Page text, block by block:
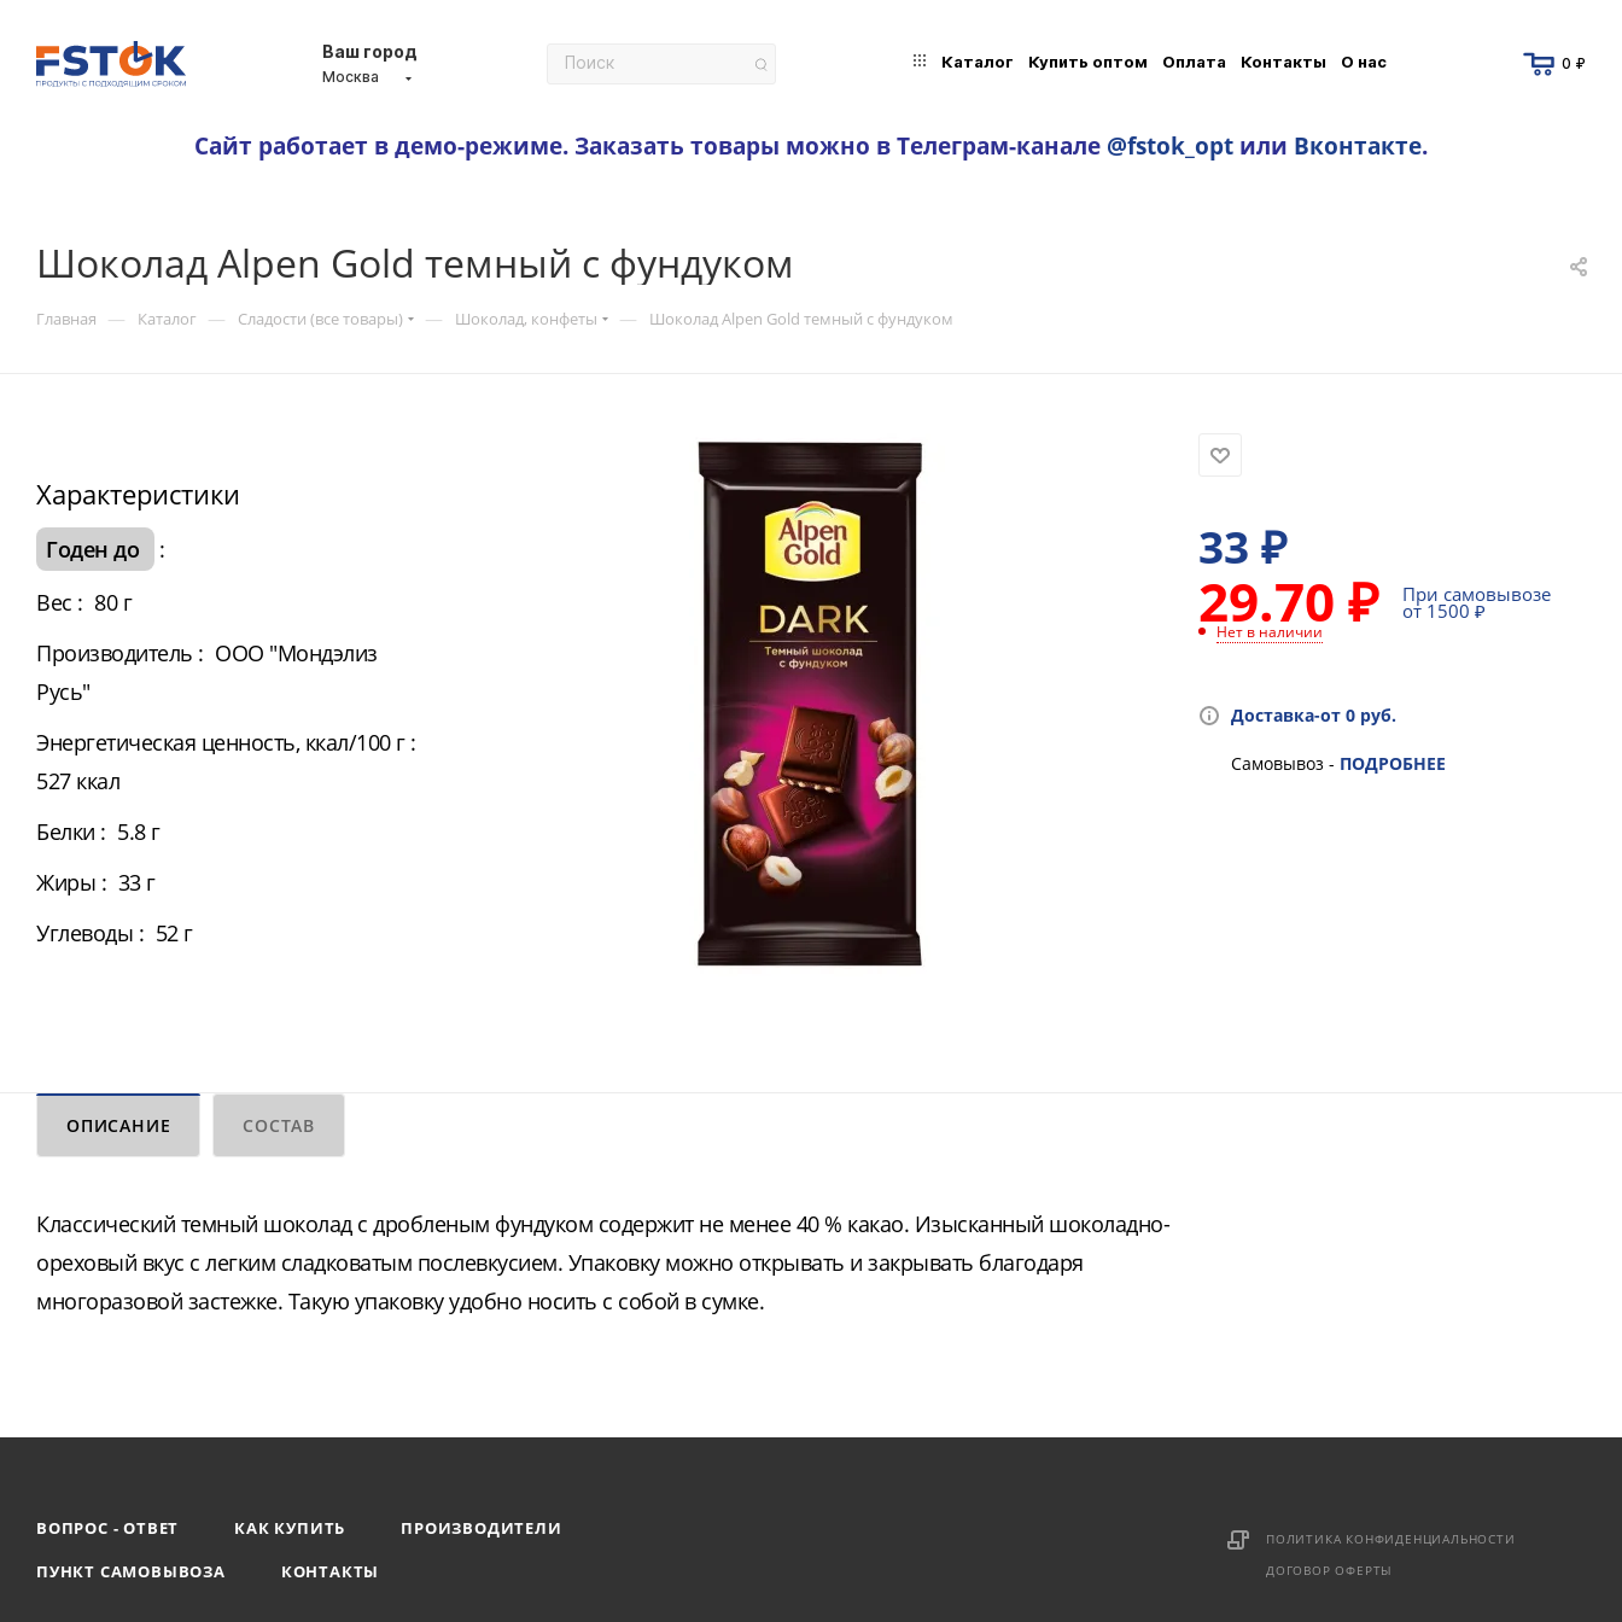
Ваш город
Москва
Каталог Купить оптом Оплата Контакты О нас 0 ₽
Сайт работает в демо-режиме. Заказать товары можно в Телеграм-канале @fstok_opt или Вконтакте.
Шоколад Alpen Gold темный с фундуком
Главная — Каталог — Сладости (все товары) — Шоколад, конфеты — Шоколад Alpen Gold темный с фундуком
Характеристики
Годен до
:
Вес : 80 г
Производитель : ООО "Мондэлиз
Русь"
Энергетическая ценность, ккал/100 г :
527 ккал
Белки : 5.8 г
Жиры : 33 г
Углеводы : 52 г
33 ₽
29.70 ₽ При самовывозе
от 1500 ₽
Нет в наличии
Доставка-от 0 руб.
Самовывоз - ПОДРОБНЕЕ
ОПИСАНИЕ СОСТАВ
Классический темный шоколад с дробленым фундуком содержит не менее 40 % какао. Изысканный шоколадно-
ореховый вкус с легким сладковатым послевкусием. Упаковку можно открывать и закрывать благодаря
многоразовой застежке. Такую упаковку удобно носить с собой в сумке.
ВОПРОС - ОТВЕТ КАК КУПИТЬ
ПРОИЗВОДИТЕЛИ
ПУНКТ САМОВЫВОЗА
КОНТАКТЫ
ПОЛИТИКА КОНФИДЕНЦИАЛЬНОСТИ
ДОГОВОР ОФЕРТЫ